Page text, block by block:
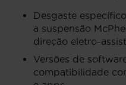
Desgaste
a suspensão
direção eletro-
Versões de
compatibilidade